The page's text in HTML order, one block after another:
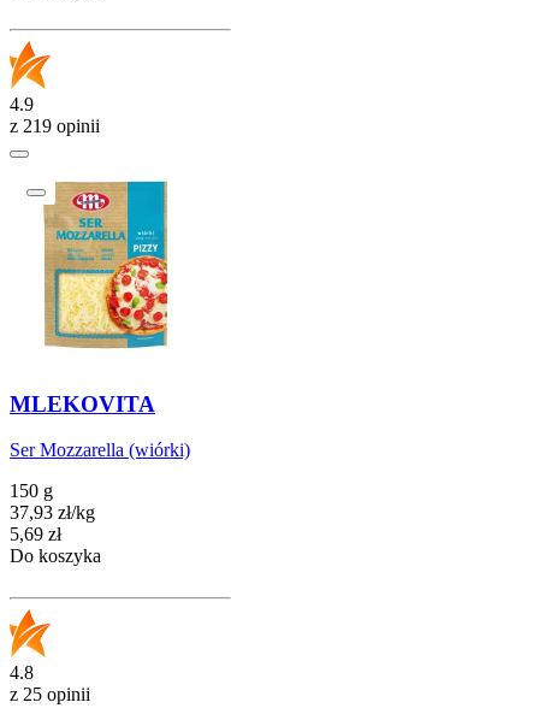
4.9
z 219 opinii
MLEKOVITA
Ser Mozzarella (wiórki)
150 g
37,93 zł/kg
Cena
5,69 zł
Do koszyka
4.8
z 25 opinii